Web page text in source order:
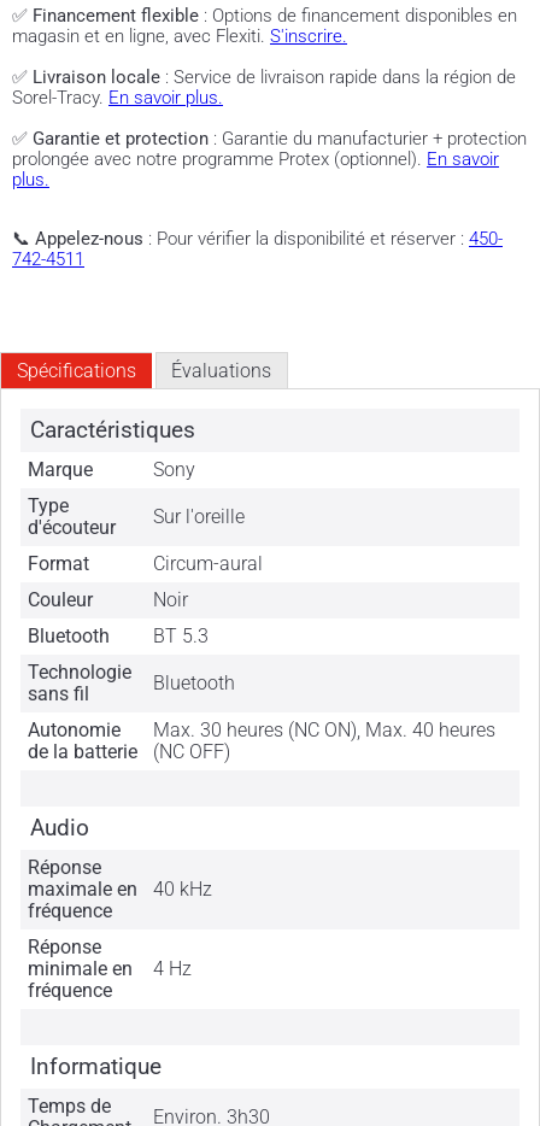
✅ Financement flexible : Options de financement disponibles en
magasin et en ligne, avec Flexiti. S'inscrire.
✅ Livraison locale : Service de livraison rapide dans la région de
Sorel-Tracy. En savoir plus.
✅ Garantie et protection : Garantie du manufacturier + protection
prolongée avec notre programme Protex (optionnel). En savoir
plus.
📞 Appelez-nous : Pour vérifier la disponibilité et réserver : 450-
742-4511
Spécifications Évaluations
Caractéristiques
Marque
Sony
Type
d'écouteur
Sur l'oreille
Format
Circum-aural
Couleur
Noir
Bluetooth
BT 5.3
Technologie
sans fil
Bluetooth
Autonomie
de la batterie
Max. 30 heures (NC ON), Max. 40 heures
(NC OFF)
Audio
Réponse
maximale en
fréquence
40 kHz
Réponse
minimale en
fréquence
4 Hz
Informatique
Temps de
Environ. 3h30